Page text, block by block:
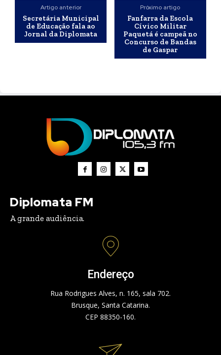
Artigo anterior
Secretária Municipal
de Educação fala ao
Jornal da Diplomata
Próximo artigo
Fanfarra da Escola
Cívico Militar
Paquetá é campeã no
Concurso de Bandas
de Gaspar
Diplomata FM
A grande audiência.
Endereço
Rua Rodrigues Alves, n. 165, sala 702.
Brusque, Santa Catarina.
CEP 88350-160.